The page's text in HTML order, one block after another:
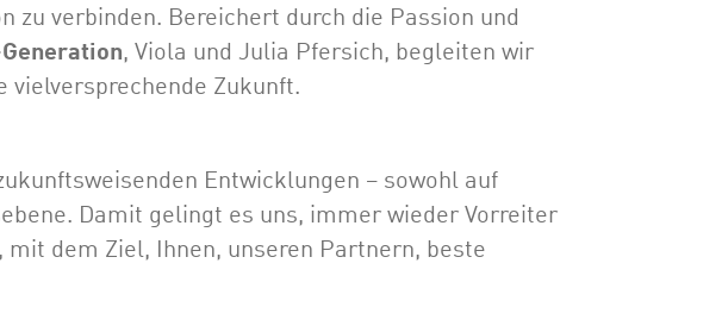
verbinden. Bereichert durch die Passion und
, Viola und Julia Pfersich, begleiten wir
vielversprechende Zukunft.
Entwicklungen – sowohl auf
Damit gelingt es uns, immer wieder Vorreiter
dem Ziel, Ihnen, unseren Partnern, beste